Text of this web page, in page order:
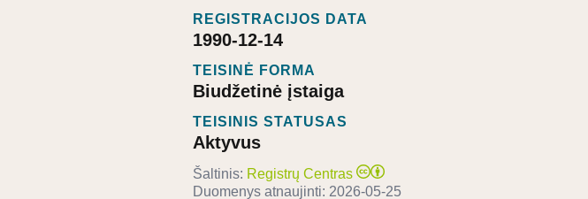
REGISTRACIJOS DATA
1990-12-14
TEISINĖ FORMA
Biudžetinė įstaiga
TEISINIS STATUSAS
Aktyvus
Šaltinis: Registrų Centras
Duomenys atnaujinti: 2026-05-25